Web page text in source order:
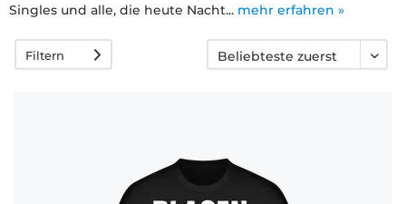
Häufige
Fragen
Singles und alle, die heute Nacht... mehr erfahren »
Filtern